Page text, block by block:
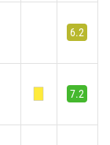
6.2
7.2